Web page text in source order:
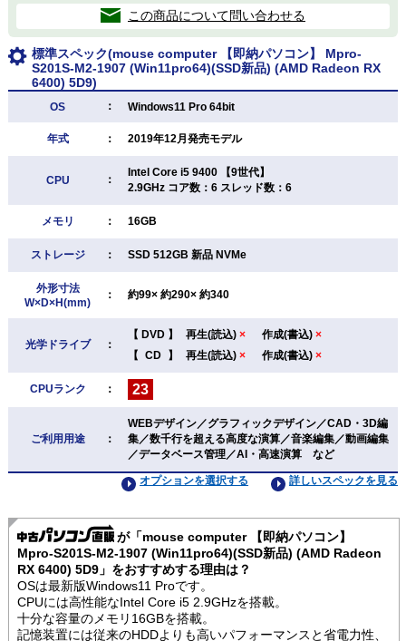
この商品について問い合わせる
標準スペック(mouse computer 【即納パソコン】 Mpro-
S201S-M2-1907 (Win11pro64)(SSD新品) (AMD Radeon RX
6400) 5D9)
OS ： Windows11 Pro 64bit
年式 ： 2019年12月発売モデル
CPU ：
Intel Core i5 9400 【9世代】
2.9GHz コア数：6 スレッド数：6
メモリ ： 16GB
ストレージ ： SSD 512GB 新品 NVMe
外形寸法
W×D×H(mm)
： 約99× 約290× 約340
光学ドライブ ：
【 DVD 】 再生(読込) × 作成(書込) ×
【 CD 】 再生(読込) × 作成(書込) ×
CPUランク ： 23
ご利用用途 ：
WEBデザイン／グラフィックデザイン／CAD・3D編
集／数千行を超える高度な演算／音楽編集／動画編集
／データベース管理／AI・高速演算 など
詳しいスペックを見る
オプションを選択する
が「mouse computer 【即納パソコン】
Mpro-S201S-M2-1907 (Win11pro64)(SSD新品) (AMD Radeon
RX 6400) 5D9」をおすすめする理由は？
OSは最新版Windows11 Proです。
CPUには高性能なIntel Core i5 2.9GHzを搭載。
十分な容量のメモリ16GBを搭載。
記憶装置には従来のHDDよりも高いパフォーマンスと省電力性、